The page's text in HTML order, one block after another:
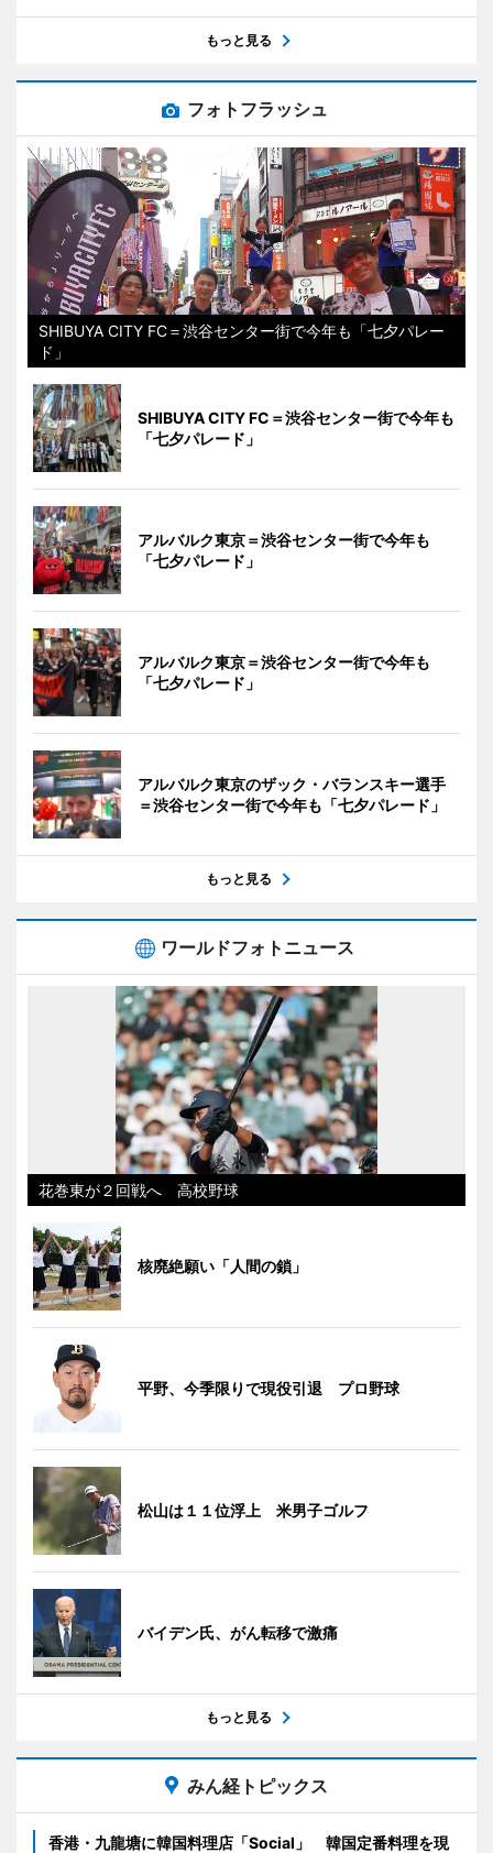
もっと見る
フォトフラッシュ
SHIBUYA CITY FC＝渋谷センター街で今年も「七夕パレー
ド」
SHIBUYA CITY FC＝渋谷センター街で今年も
「七夕パレード」
アルバルク東京＝渋谷センター街で今年も
「七夕パレード」
アルバルク東京＝渋谷センター街で今年も
「七夕パレード」
アルバルク東京のザック・バランスキー選手
＝渋谷センター街で今年も「七夕パレード」
もっと見る
ワールドフォトニュース
花巻東が２回戦へ 高校野球
核廃絶願い「人間の鎖」
平野、今季限りで現役引退 プロ野球
松山は１１位浮上 米男子ゴルフ
バイデン氏、がん転移で激痛
もっと見る
みん経トピックス
香港・九龍塘に韓国料理店「Social」 韓国定番料理を現